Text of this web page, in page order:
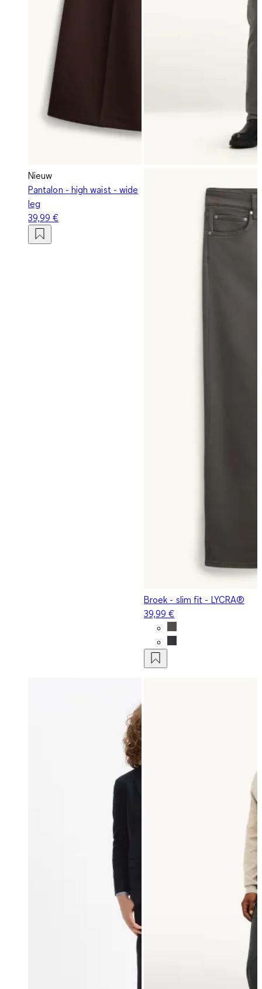
Nieuw
Pantalon - high waist - wide
leg
39,99 €
Broek - slim fit - LYCRA®
39,99 €